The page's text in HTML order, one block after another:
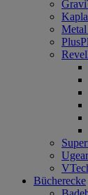
Kapla
Bücherecke